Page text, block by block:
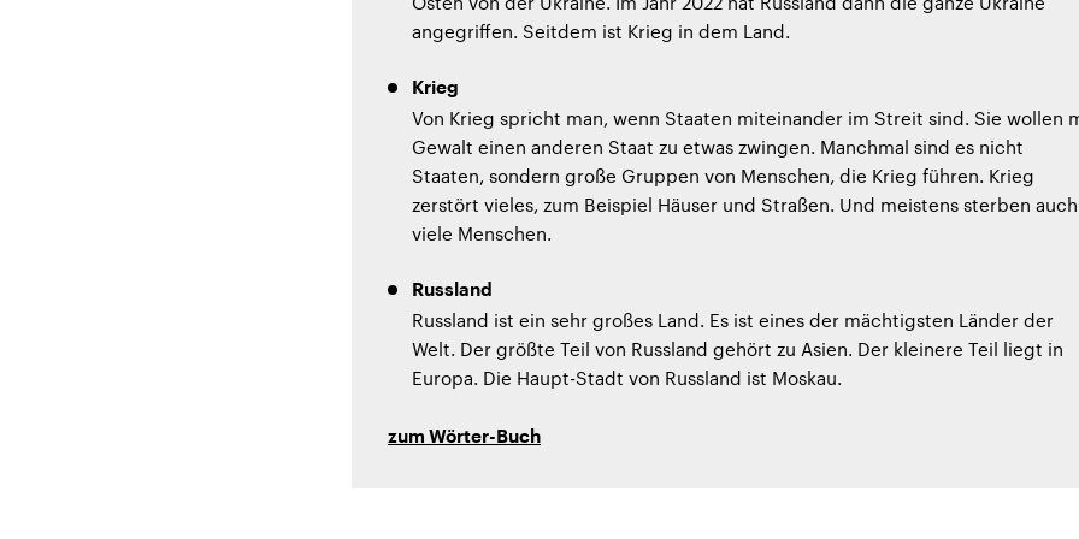
angegriffen. Seitdem ist Krieg in dem Land.
Krieg
Von Krieg spricht man, wenn Staaten miteinander im Streit sind. Sie wollen
Gewalt einen anderen Staat zu etwas zwingen. Manchmal sind es nicht
Staaten, sondern große Gruppen von Menschen, die Krieg führen. Krieg
zerstört vieles, zum Beispiel Häuser und Straßen. Und meistens sterben auch
viele Menschen.
Russland
Russland ist ein sehr großes Land. Es ist eines der mächtigsten Länder der
Welt. Der größte Teil von Russland gehört zu Asien. Der kleinere Teil liegt in
Europa. Die Haupt-Stadt von Russland ist Moskau.
zum Wörter-Buch